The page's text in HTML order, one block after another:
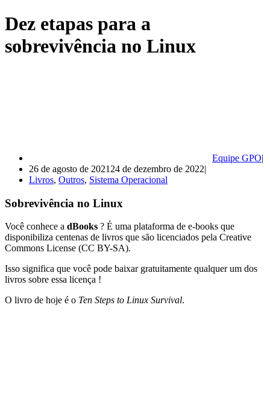
Dez etapas para a
sobrevivência no Linux
Equipe GPO
26 de agosto de 2021 24 de dezembro de 2022
Livros, Outros, Sistema Operacional
Sobrevivência no Linux
Você conhece a dBooks ? É uma plataforma de e-books que
disponibiliza centenas de livros que são licenciados pela Creative
Commons License (CC BY-SA).
Isso significa que você pode baixar gratuitamente qualquer um dos
livros sobre essa licença !
O livro de hoje é o Ten Steps to Linux Survival.